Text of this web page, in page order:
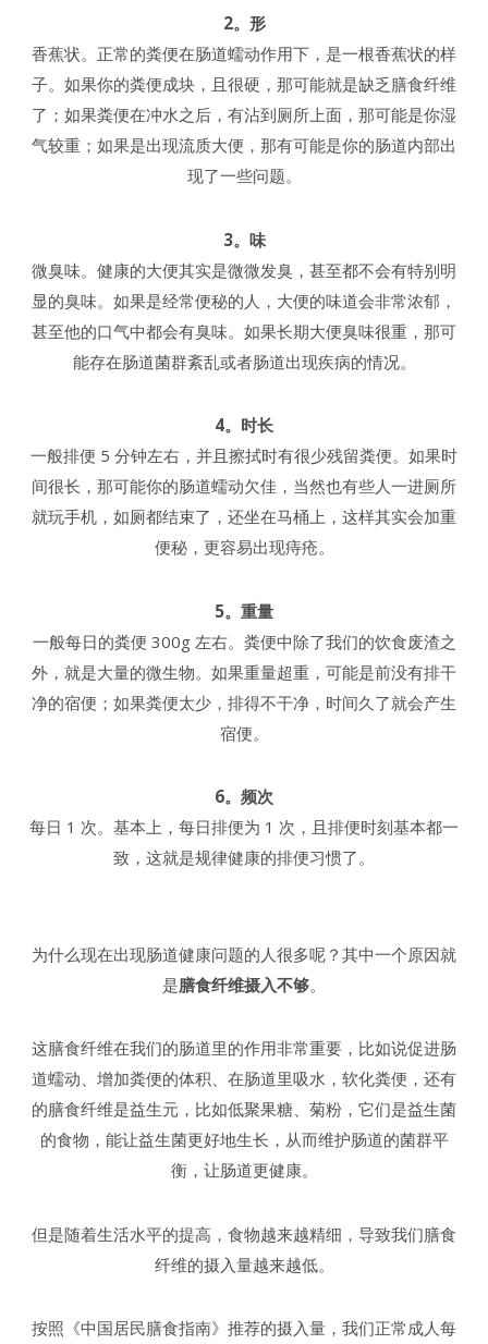
2。形
香蕉状。正常的粪便在肠道蠕动作用下，是一根香蕉状的样
子。如果你的粪便成块，且很硬，那可能就是缺乏膳食纤维
了；如果粪便在冲水之后，有沾到厕所上面，那可能是你湿
气较重；如果是出现流质大便，那有可能是你的肠道内部出
现了一些问题。
3。味
微臭味。健康的大便其实是微微发臭，甚至都不会有特别明
显的臭味。如果是经常便秘的人，大便的味道会非常浓郁，
甚至他的口气中都会有臭味。如果长期大便臭味很重，那可
能存在肠道菌群紊乱或者肠道出现疾病的情况。
4。时长
一般排便 5 分钟左右，并且擦拭时有很少残留粪便。如果时
间很长，那可能你的肠道蠕动欠佳，当然也有些人一进厕所
就玩手机，如厕都结束了，还坐在马桶上，这样其实会加重
便秘，更容易出现痔疮。
5。重量
一般每日的粪便 300g 左右。粪便中除了我们的饮食废渣之
外，就是大量的微生物。如果重量超重，可能是前没有排干
净的宿便；如果粪便太少，排得不干净，时间久了就会产生
宿便。
6。频次
每日 1 次。基本上，每日排便为 1 次，且排便时刻基本都一
致，这就是规律健康的排便习惯了。
为什么现在出现肠道健康问题的人很多呢？其中一个原因就
是膳食纤维摄入不够。
这膳食纤维在我们的肠道里的作用非常重要，比如说促进肠
道蠕动、增加粪便的体积、在肠道里吸水，软化粪便，还有
的膳食纤维是益生元，比如低聚果糖、菊粉，它们是益生菌
的食物，能让益生菌更好地生长，从而维护肠道的菌群平
衡，让肠道更健康。
但是随着生活水平的提高，食物越来越精细，导致我们膳食
纤维的摄入量越来越低。
按照《中国居民膳食指南》推荐的摄入量，我们正常成人每